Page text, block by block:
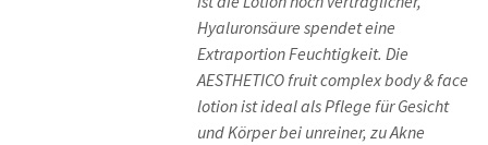
Hyaluronsäure spendet eine
Extraportion Feuchtigkeit. Die
AESTHETICO fruit complex body & face
lotion ist ideal als Pflege für Gesicht
und Körper bei unreiner, zu Akne